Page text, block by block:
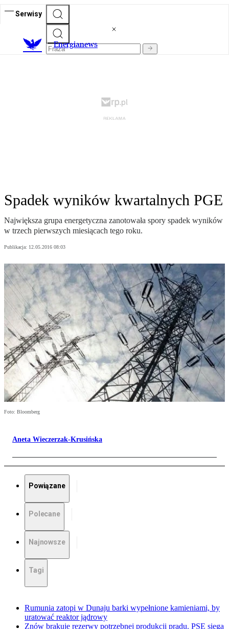
Serwisy
Energianews
Spadek wyników kwartalnych PGE
Największa grupa energetyczna zanotowała spory spadek wyników
w trzech pierwszych miesiącach tego roku.
Publikacja: 12.05.2016 08:03
Foto: Bloomberg
Aneta Wieczerzak-Krusińska
Powiązane
Polecane
Najnowsze
Tagi
Rumunia zatopi w Dunaju barki wypełnione kamieniami, by
uratować reaktor jądrowy
Znów brakuje rezerwy potrzebnej produkcji prądu. PSE sięga